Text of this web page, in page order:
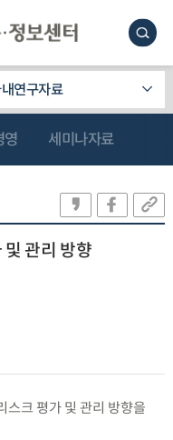
연구자료
영 세미나자료
관리 방향
스크 평가 및 관리 방향을